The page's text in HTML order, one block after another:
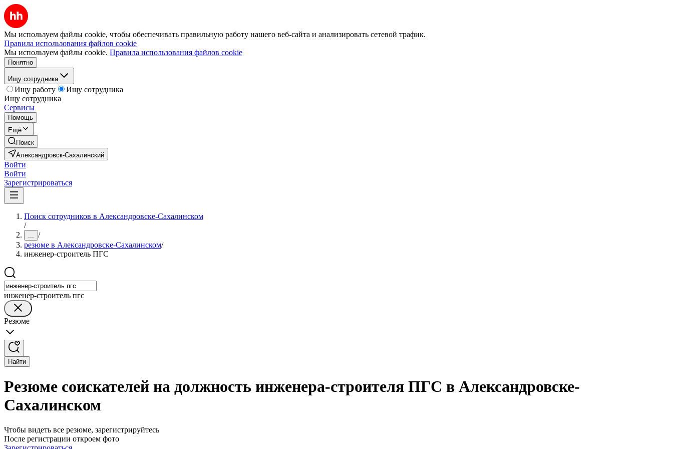
Мы используем файлы cookie, чтобы обеспечивать правильную работу нашего веб-сайта и анализировать сетевой трафик.
Правила использования файлов cookie
Мы используем файлы cookie. Правила использования файлов cookie
Понятно
Ищу сотрудника
Ищу работу
Ищу сотрудника
Ищу сотрудника
Сервисы
Помощь
Ещё
Поиск
Александровск-Сахалинский
Войти
Войти
Зарегистрироваться
Поиск сотрудников в Александровске-Сахалинском
/
... /
резюме в Александровске-Сахалинском/
инженер-строитель ПГС
инженер-строитель пгс
Резюме
Найти
Резюме соискателей на должность инженера-строителя ПГС в Александровске-
Сахалинском
Чтобы видеть все резюме, зарегистрируйтесь
После регистрации откроем фото